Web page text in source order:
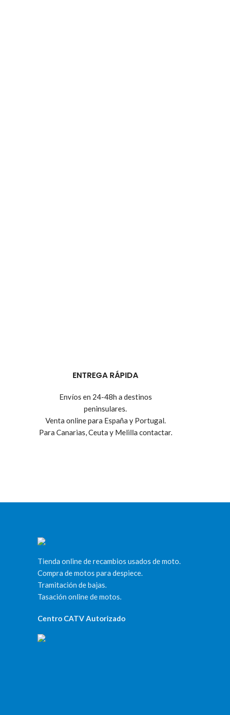
ENTREGA RÁPIDA
Envíos en 24-48h a destinos
peninsulares.
Venta online para España y Portugal.
Para Canarias, Ceuta y Melilla contactar.
Tienda online de recambios usados de moto.
Compra de motos para despiece.
Tramitación de bajas.
Tasación online de motos.
Centro CATV Autorizado